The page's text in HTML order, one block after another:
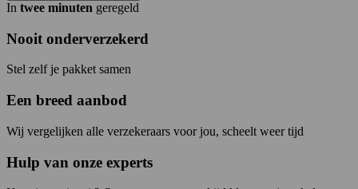
In twee minuten geregeld
Nooit onderverzekerd
Stel zelf je pakket samen
Een breed aanbod
Wij vergelijken alle verzekeraars voor jou, scheelt weer tijd
Hulp van onze experts